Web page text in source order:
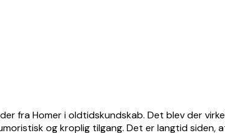
fra Homer i oldtidskundskab. Det blev der
og kroplig tilgang. Det er langtid